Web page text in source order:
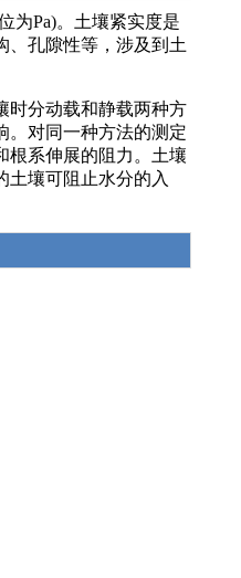
为Pa)。土壤紧实度是
、孔隙性等，涉及到土
时分动载和静载两种方
。对同一种方法的测定
根系伸展的阻力。土壤
土壤可阻止水分的入